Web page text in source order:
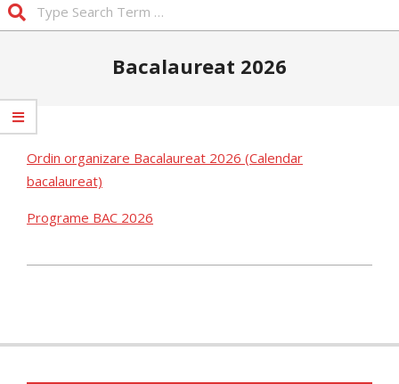
Bacalaureat 2026
Ordin organizare Bacalaureat 2026 (Calendar
bacalaureat)
Programe BAC 2026